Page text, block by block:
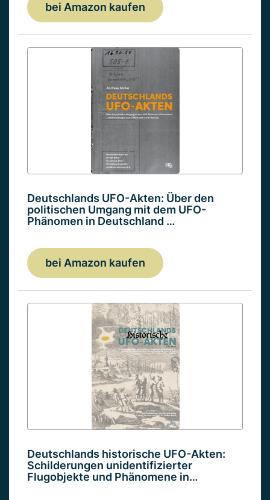
bei Amazon kaufen
Deutschlands UFO-Akten: Über den
politischen Umgang mit dem UFO-
Phänomen in Deutschland …
bei Amazon kaufen
Deutschlands historische UFO-Akten:
Schilderungen unidentifizierter
Flugobjekte und Phänomene in…